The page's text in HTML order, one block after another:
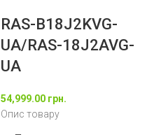
RAS-B18J2KVG-
UA/RAS-18J2AVG-
UA
54,999.00 грн.
Опис товару